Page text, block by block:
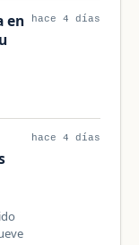
en
hace 4 días
hace 4 días